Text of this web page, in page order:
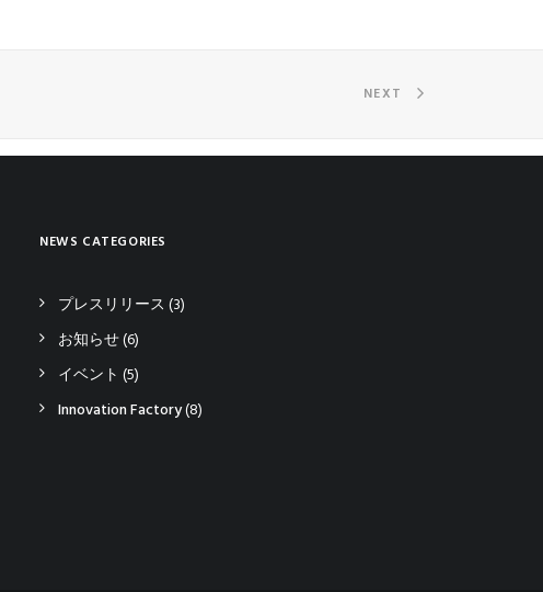
NEXT
NEWS CATEGORIES
プレスリリース (3)
お知らせ(6)
イベント (5)
Innovation Factory(8)